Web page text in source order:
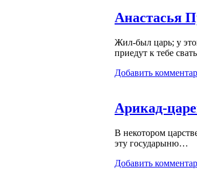
Анастасья
Жил-был царь; у
приедут к тебе
Добавить
Арикад-
В некотором
эту государыню…
Добавить